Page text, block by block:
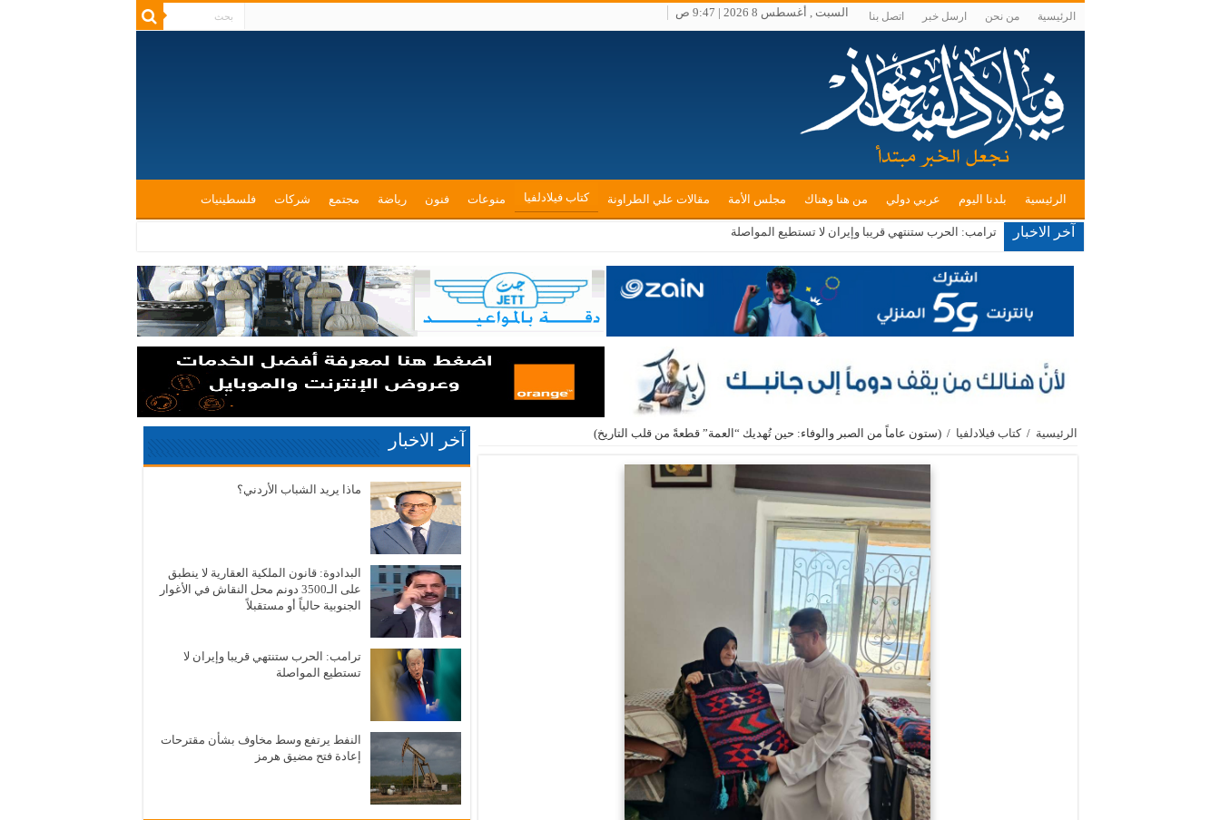
الرئيسية من نحن ارسل خبر اتصل بنا السبت , أغسطس 8 2026 | 9:47 ص
الرئيسية بلدنا اليوم عربي دولي من هنا وهناك مجلس الأمة مقالات علي الطراونة كتاب فيلادلفيا منوعات فنون رياضة مجتمع شركات فلسطينيات
آخر الاخبار ترامب: الحرب ستنتهي قريبا وإيران لا تستطيع المواصلة
الرئيسية / كتاب فيلادلفيا / (ستون عاماً من الصبر والوفاء: حين تُهديك “العمة” قطعةً من قلب التاريخ) آخر الاخبار
ماذا يريد الشباب الأردني؟
البدادوة: قانون الملكية العقارية لا ينطبق
على الـ3500 دونم محل النقاش في الأغوار
الجنوبية حالياً أو مستقبلاً
ترامب: الحرب ستنتهي قريبا وإيران لا
تستطيع المواصلة
النفط يرتفع وسط مخاوف بشأن مقترحات
إعادة فتح مضيق هرمز